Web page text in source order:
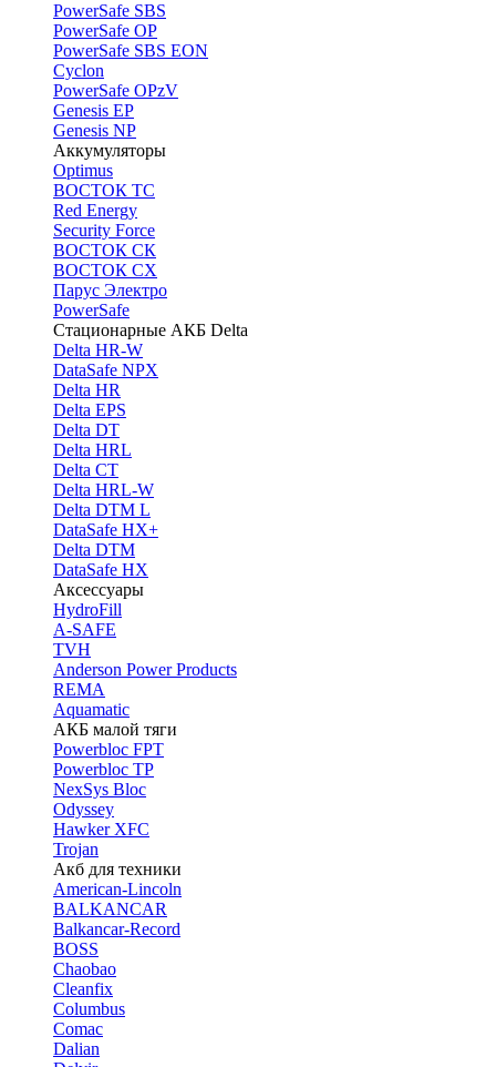
PоwerSafe SBS
PowerSafe OP
PоwerSafe SBS EON
Cyclon
PowerSafe OPzV
Genesis EP
Genesis NP
Аккумуляторы
Optimus
ВОСТОК ТС
Red Energy
Security Force
ВОСТОК СК
ВОСТОК СХ
Парус Электро
PowerSafe
Стационарные АКБ Delta
Delta HR-W
DataSafe NPX
Delta HR
Delta EPS
Delta DT
Delta HRL
Delta CT
Delta HRL-W
Delta DTM L
DataSafe HX+
Delta DTM
DataSafe HX
Аксессуары
HydroFill
A-SAFE
TVH
Anderson Power Products
REMA
Aquamatic
АКБ малой тяги
Powerbloc FPT
Powerbloc TP
NexSys Bloc
Odyssey
Hawker XFC
Trojan
Акб для техники
American-Lincoln
BALKANCAR
Balkancar-Record
BOSS
Chaobao
Cleanfix
Columbus
Comac
Dalian